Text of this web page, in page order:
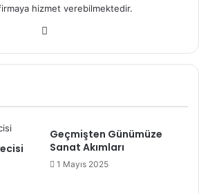
hizmet verebilmektedir.
sit
Geçmişten Günümüze
Sanat Akımları
1 Mayıs 2025